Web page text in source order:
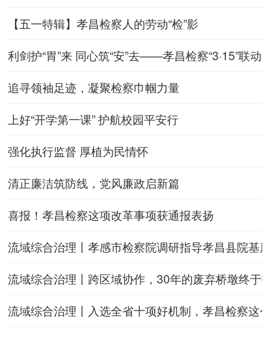
【五一特辑】孝昌检察人的劳动“检”影
利剑护“胃”来 同心筑“安”去——孝昌检察“3·15”联
追寻领袖足迹，凝聚检察巾帼力量
上好“开学第一课” 护航校园平安行
强化执行监督 厚植为民情怀
清正廉洁筑防线，党风廉政启新篇
喜报！孝昌检察这项改革事项获通报表扬
流域综合治理丨孝感市检察院调研指导孝昌县院基
流域综合治理丨跨区域协作，30年的废弃桥墩终于
流域综合治理丨入选全省十项好机制，孝昌检察这